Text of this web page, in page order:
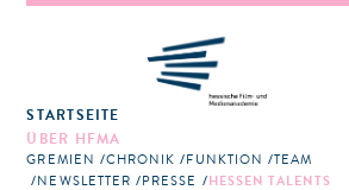
STARTSEITE
ÜBER HFMA
GREMIEN CHRONIK FUNKTION
TEAM
NEWSLETTER
PRESSE HESSEN TALENTS